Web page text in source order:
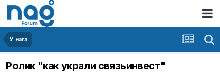
У нага
Ролик "как украли связьинвест"